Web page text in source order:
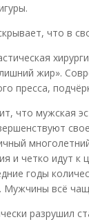
что в
жир».
пресса,
что мужская
и четко идут
годы
всё
разрушил